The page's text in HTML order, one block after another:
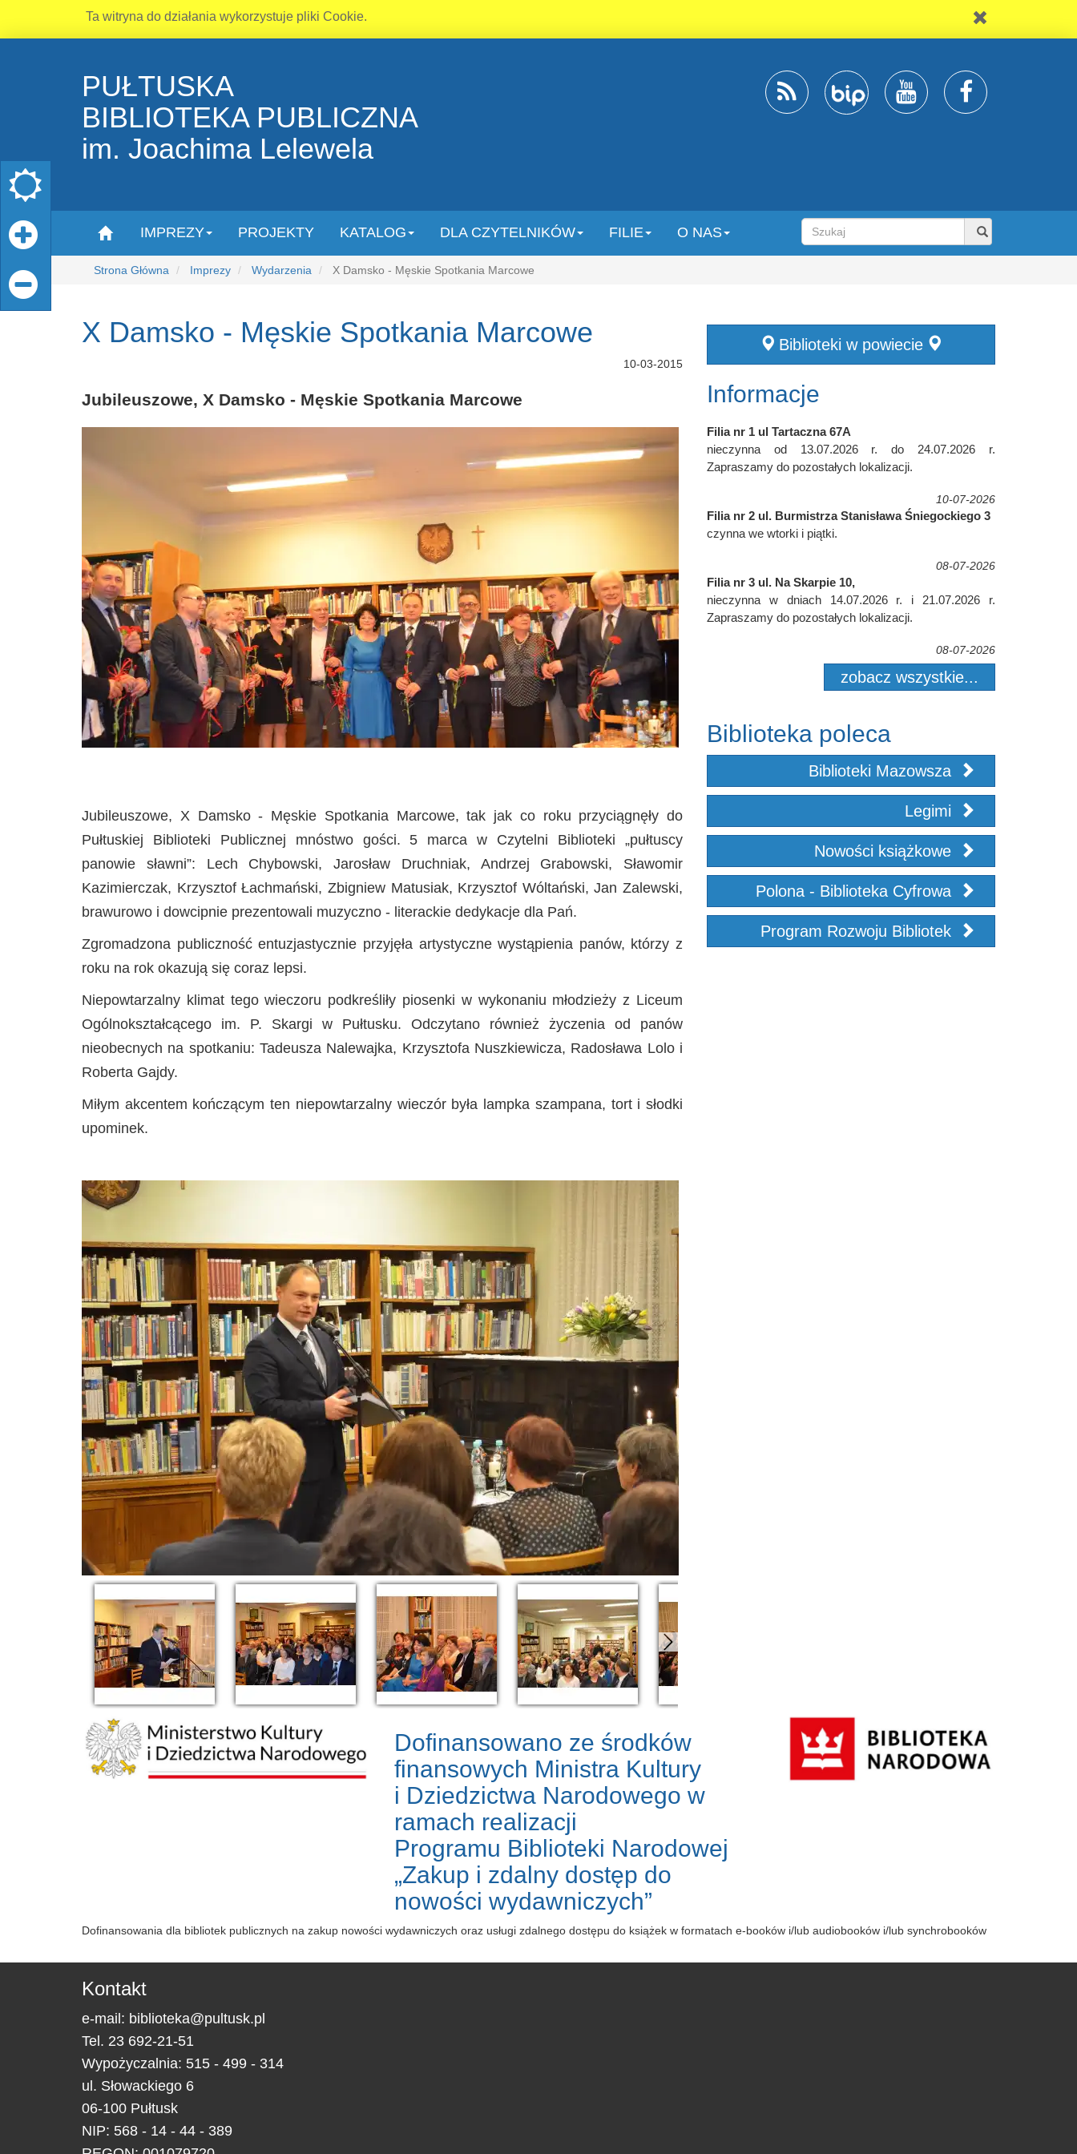
Ta witryna do działania wykorzystuje pliki Cookie.
PUŁTUSKA
BIBLIOTEKA PUBLICZNA
im. Joachima Lelewela
IMPREZY PROJEKTY KATALOG DLA CZYTELNIKÓW FILIE O NAS
Strona Główna Imprezy Wydarzenia X Damsko - Męskie Spotkania Marcowe
X Damsko - Męskie Spotkania Marcowe
10-03-2015
Jubileuszowe, X Damsko - Męskie Spotkania Marcowe
Jubileuszowe, X Damsko - Męskie Spotkania Marcowe, tak jak co roku przyciągnęły do
Pułtuskiej Biblioteki Publicznej mnóstwo gości. 5 marca w Czytelni Biblioteki „pułtuscy
panowie sławni”: Lech Chybowski, Jarosław Druchniak, Andrzej Grabowski, Sławomir
Kazimierczak, Krzysztof Łachmański, Zbigniew Matusiak, Krzysztof Wóltański, Jan Zalewski,
brawurowo i dowcipnie prezentowali muzyczno - literackie dedykacje dla Pań.
Zgromadzona publiczność entuzjastycznie przyjęła artystyczne wystąpienia panów, którzy z
roku na rok okazują się coraz lepsi.
Niepowtarzalny klimat tego wieczoru podkreśliły piosenki w wykonaniu młodzieży z Liceum
Ogólnokształcącego im. P. Skargi w Pułtusku. Odczytano również życzenia od panów
nieobecnych na spotkaniu: Tadeusza Nalewajka, Krzysztofa Nuszkiewicza, Radosława Lolo i
Roberta Gajdy.
Miłym akcentem kończącym ten niepowtarzalny wieczór była lampka szampana, tort i słodki
upominek.
Biblioteki w powiecie
Informacje
Filia nr 1 ul Tartaczna 67A
nieczynna od 13.07.2026 r. do 24.07.2026 r.
Zapraszamy do pozostałych lokalizacji.
10-07-2026
Filia nr 2 ul. Burmistrza Stanisława Śniegockiego 3
czynna we wtorki i piątki.
08-07-2026
Filia nr 3 ul. Na Skarpie 10,
nieczynna w dniach 14.07.2026 r. i 21.07.2026 r.
Zapraszamy do pozostałych lokalizacji.
08-07-2026
zobacz wszystkie...
Biblioteka poleca
Biblioteki Mazowsza
Legimi
Nowości książkowe
Polona - Biblioteka Cyfrowa
Program Rozwoju Bibliotek
Dofinansowano ze środków
finansowych Ministra Kultury
i Dziedzictwa Narodowego w
ramach realizacji
Programu Biblioteki Narodowej
„Zakup i zdalny dostęp do
nowości wydawniczych”
Dofinansowania dla bibliotek publicznych na zakup nowości wydawniczych oraz usługi zdalnego dostępu do książek w formatach e-booków i/lub audiobooków i/lub synchrobooków
Kontakt
e-mail: biblioteka@pultusk.pl
Tel. 23 692-21-51
Wypożyczalnia: 515 - 499 - 314
ul. Słowackiego 6
06-100 Pułtusk
NIP: 568 - 14 - 44 - 389